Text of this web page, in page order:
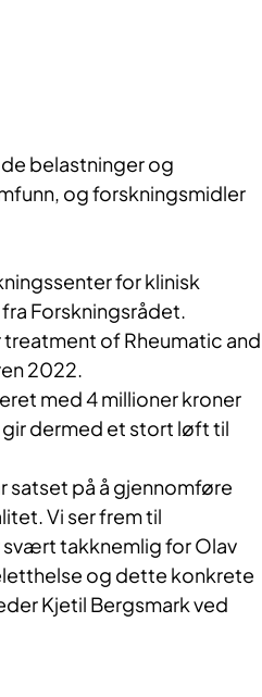
belastninger og
og forskningsmidler
for klinisk
Forskningsrådet.
treatment of Rheumatic and
2022.
med 4 millioner kroner
gir dermed et stort løft til
satset på å gjennomføre
Vi ser frem til
svært takknemlig for Olav
og dette konkrete
Kjetil Bergsmark ved